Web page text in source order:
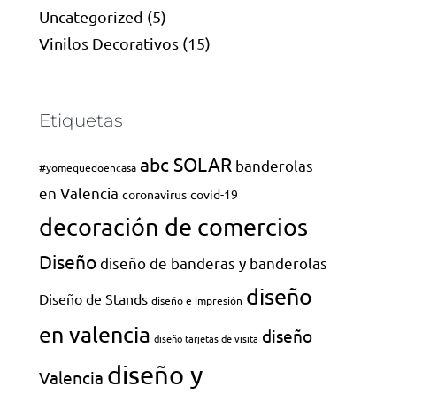
Uncategorized (5)
Vinilos Decorativos(15)
Etiquetas
#yomequedoencasa abc SOLAR banderolas
en Valencia coronavirus covid-19
decoración de comercios
Diseñodiseño de banderas y banderolas
Diseño de Stands diseño e impresión diseño
en valencia diseño tarjetas de visita diseño
Valencia diseño y